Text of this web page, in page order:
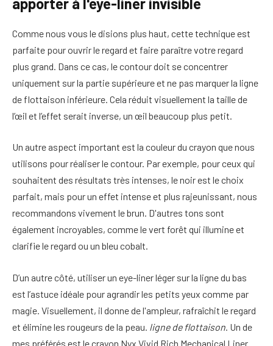
Comme nous vous le disions plus haut, cette technique est
parfaite pour ouvrir le regard et faire paraître votre regard
plus grand. Dans ce cas, le contour doit se concentrer
uniquement sur la partie supérieure et ne pas marquer la ligne
de flottaison inférieure. Cela réduit visuellement la taille de
l’œil et l’effet serait inverse, un œil beaucoup plus petit.
Un autre aspect important est la couleur du crayon que nous
utilisons pour réaliser le contour. Par exemple, pour ceux qui
souhaitent des résultats très intenses, le noir est le choix
parfait, mais pour un effet intense et plus rajeunissant, nous
recommandons vivement le brun. D'autres tons sont
également incroyables, comme le vert forêt qui illumine et
clarifie le regard ou un bleu cobalt.
D’un autre côté, utiliser un eye-liner léger sur la ligne du bas
est l’astuce idéale pour agrandir les petits yeux comme par
magie. Visuellement, il donne de l'ampleur, rafraîchit le regard
et élimine les rougeurs de la peau. ligne de flottaison. Un de
mes préférés est le crayon Nyx Vivid Rich Mechanical Liner